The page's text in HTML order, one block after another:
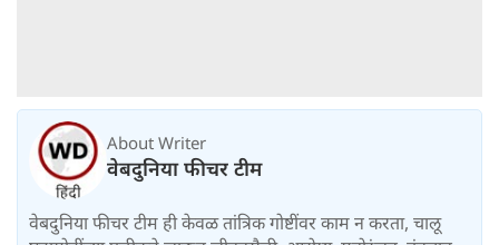
About Writer
वेबदुनिया फीचर टीम
वेबदुनिया फीचर टीम ही केवळ तांत्रिक गोष्टींवर काम न करता, चालू